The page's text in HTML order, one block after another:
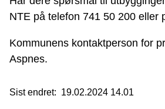
NTE på telefon 741 50 200 eller
Kommunens kontaktperson for
Aspnes.
Sist endret 19.02.2024 14.01